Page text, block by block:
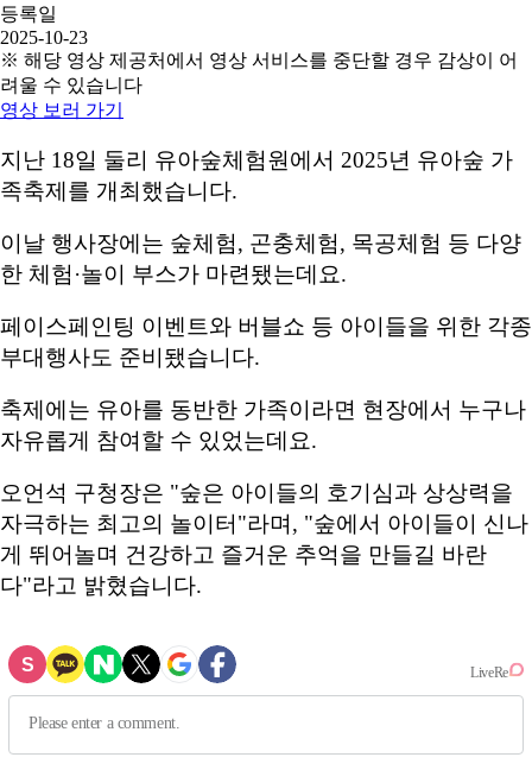
등록일
2025-10-23
※ 해당 영상 제공처에서 영상 서비스를 중단할 경우 감상이 어
려울 수 있습니다
영상 보러 가기
지난 18일 둘리 유아숲체험원에서 2025년 유아숲 가
족축제를 개최했습니다.
이날 행사장에는 숲체험, 곤충체험, 목공체험 등 다양
한 체험·놀이 부스가 마련됐는데요.
페이스페인팅 이벤트와 버블쇼 등 아이들을 위한 각종
부대행사도 준비됐습니다.
축제에는 유아를 동반한 가족이라면 현장에서 누구나
자유롭게 참여할 수 있었는데요.
오언석 구청장은 "숲은 아이들의 호기심과 상상력을
자극하는 최고의 놀이터"라며, "숲에서 아이들이 신나
게 뛰어놀며 건강하고 즐거운 추억을 만들길 바란
다"라고 밝혔습니다.